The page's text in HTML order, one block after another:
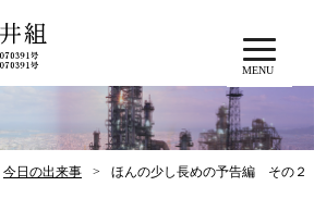
MENU
今日の出来事 ほんの少し長めの予告編 その２